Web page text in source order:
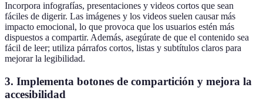
Incorpora infografías, presentaciones y videos cortos que sean
fáciles de digerir. Las imágenes y los videos suelen causar más
impacto emocional, lo que provoca que los usuarios estén más
dispuestos a compartir. Además, asegúrate de que el contenido sea
fácil de leer; utiliza párrafos cortos, listas y subtítulos claros para
mejorar la legibilidad.
3. Implementa botones de compartición y mejora la
accesibilidad